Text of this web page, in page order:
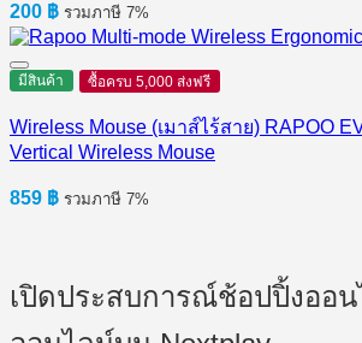
200 ฿ รวมภาษี 7%
มีสินค้า ซื้อครบ 5,000 ส่งฟรี
Wireless Mouse (เมาส์ไร้สาย) RAPOO
Vertical Wireless Mouse
859 ฿ รวมภาษี 7%
เปิดประสบการณ์ช้อปปิ้งออ